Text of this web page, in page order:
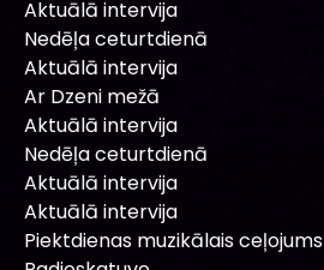
Aktuālā intervija
Nedēļa ceturtdienā
Aktuālā intervija
Ar Dzeni mežā
Aktuālā intervija
Nedēļa ceturtdienā
Aktuālā intervija
Aktuālā intervija
Piektdienas muzikālais ceļojums